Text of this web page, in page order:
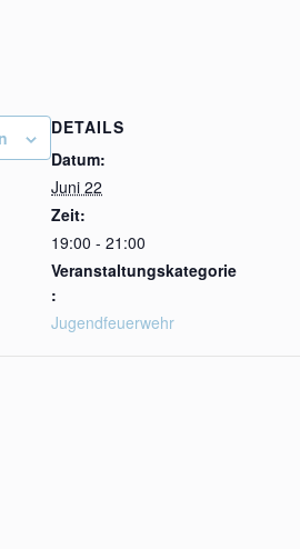
DETAILS
Datum:
Juni 22
Zeit:
19:00 - 21:00
Veranstaltungskategorie
:
Jugendfeuerwehr